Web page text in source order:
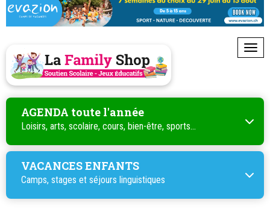
AGENDA toute l'année
Loisirs, arts, scolaire, cours, bien-être, sports...
VACANCES ENFANTS
Camps, stages et séjours linguistiques